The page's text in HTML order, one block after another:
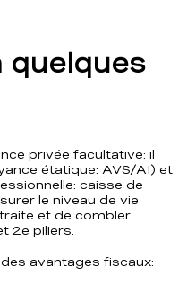
quelques
privée facultative: il
étatique: AVS/AI) et
caisse de
le niveau de vie
et de combler
2e piliers.
avantages fiscaux: